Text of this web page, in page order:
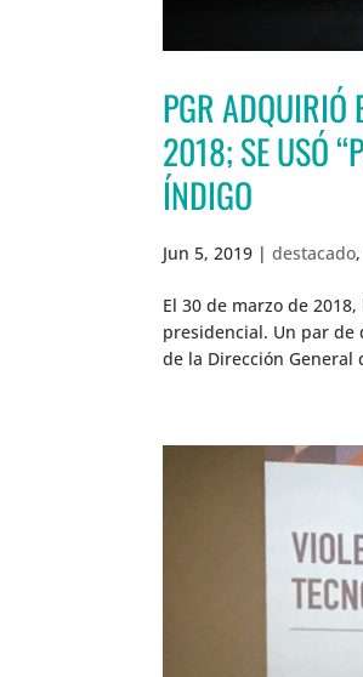
PGR ADQUIRIÓ
2018; SE USÓ
ÍNDIGO
Jun 5, 2019 |destacado,
El 30 de marzo de
presidencial. Un par de
de la Dirección General